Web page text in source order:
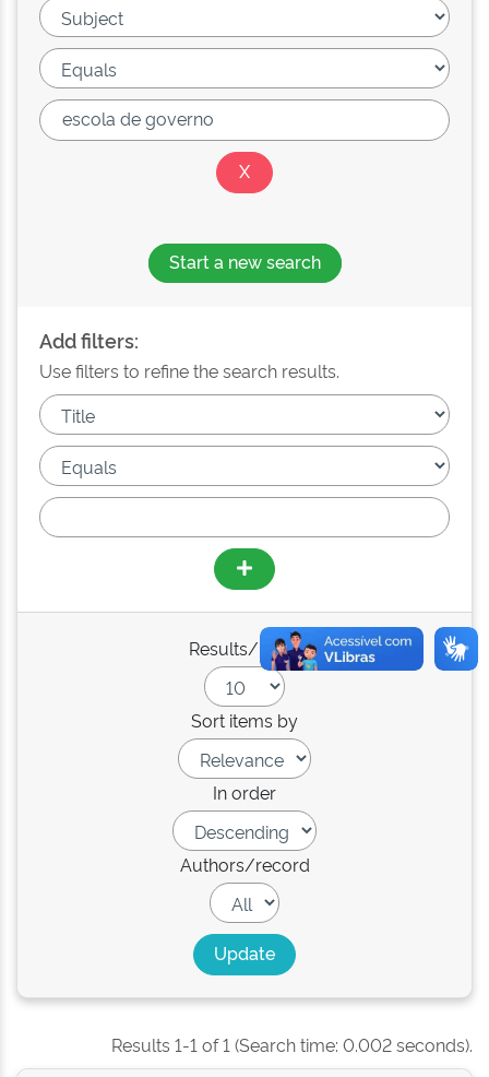
Start a new search
Add filters:
Use filters to refine the search results.
Results/Page
Sort items by
In order
Authors/record
Results 1-1 of 1 (Search time: 0.002 seconds).